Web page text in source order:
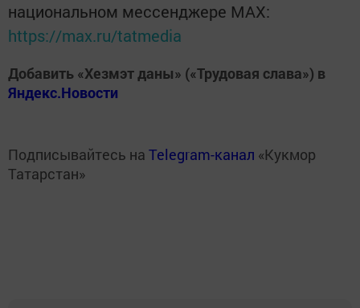
национальном мессенджере MАХ:
https://max.ru/tatmedia
Добавить «Хезмэт даны» («Трудовая слава») в
Яндекс.Новости
Подписывайтесь на Telegram-канал «Кукмор
Татарстан»